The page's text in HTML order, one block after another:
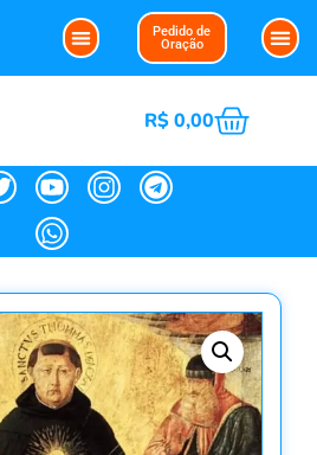
Pedido de
Oração
R$0,00